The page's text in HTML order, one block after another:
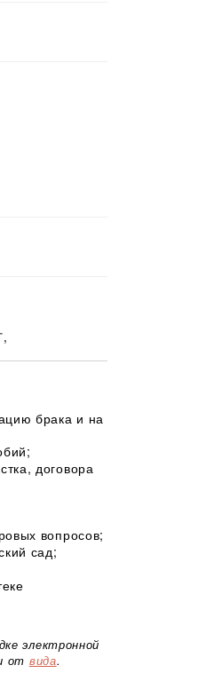
брака и на
договора
вопросов;
сад;
электронной
от вида.